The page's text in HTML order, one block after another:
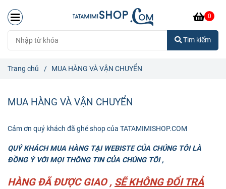
0
Tìm kiếm
Trang chủ / MUA HÀNG VÀ VẬN CHUYỂN
MUA HÀNG VÀ VẬN CHUYỂN
Cảm ơn quý khách đã ghé shop của TATAMIMISHOP.COM
QUÝ KHÁCH MUA HÀNG TẠI WEBISTE CỦA CHÚNG TÔI LÀ
ĐỒNG Ý VỚI MỌI THÔNG TIN CỦA CHÚNG TÔI ,
HÀNG ĐÃ ĐƯỢC GIAO , SẼ KHÔNG ĐỔI TRẢ